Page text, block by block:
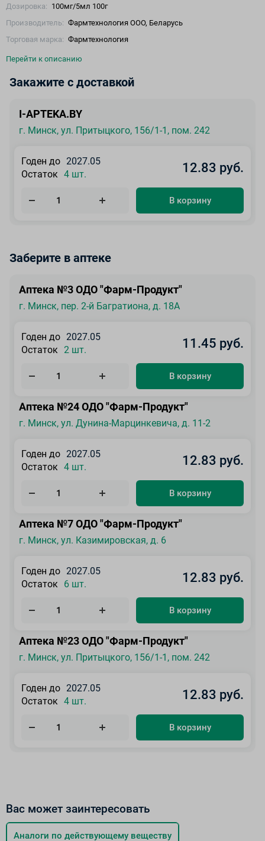
Дозировка: 100мг/5мл 100г
Производитель: Фармтехнология ООО, Беларусь
Торговая марка: Фармтехнология
Перейти к описанию
Закажите с доставкой
I-APTEKA.BY
г. Минск, ул. Притыцкого, 156/1-1, пом. 242
Годен до 2027.05
Остаток 4 шт. 12.83 руб.
В корзину
Заберите в аптеке
Аптека №3 ОДО "Фарм-Продукт"
г. Минск, пер. 2-й Багратиона, д. 18А
Годен до 2027.05
Остаток
2 шт. 11.45 руб.
В корзину
Аптека №24 ОДО "Фарм-Продукт"
г. Минск, ул. Дунина-Марцинкевича, д. 11-2
Годен до 2027.05
Остаток 4 шт. 12.83 руб.
В корзину
Аптека №7 ОДО "Фарм-Продукт"
г. Минск, ул. Казимировская, д. 6
Годен до 2027.05
Остаток
6 шт. 12.83 руб.
В корзину
Аптека №23 ОДО "Фарм-Продукт"
г. Минск, ул. Притыцкого, 156/1-1, пом. 242
Годен до 2027.05
Остаток 4 шт. 12.83 руб.
В корзину
Вас может заинтересовать
Аналоги по действующему веществу